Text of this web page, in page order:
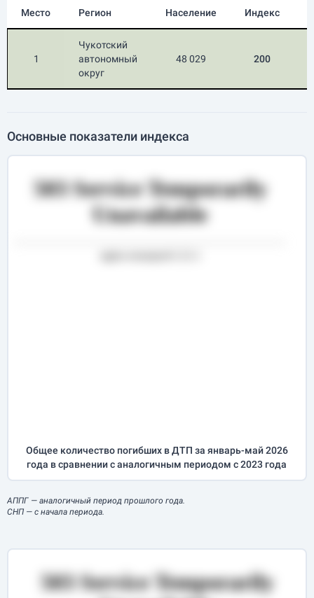
Место Регион Население Индекс
1
Чукотский
автономный
округ
48 029 200
Основные показатели индекса
Общее количество погибших в ДТП за январь-май2026
года в сравнении с аналогичным периодом с 2023 года
АППГ — аналогичный период прошлого года.
СНП — с начала периода.